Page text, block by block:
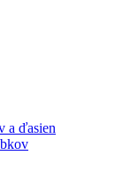
a ďasien